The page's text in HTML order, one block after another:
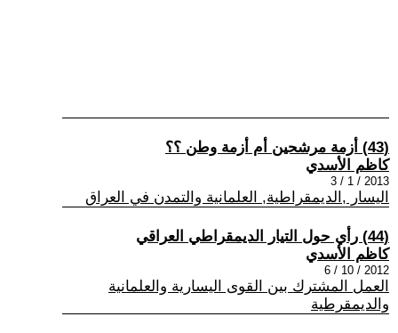
(43) أزمة مرشحين أم أزمة وطن ؟؟
كاظم الأسدي
2013 / 1 / 3
اليسار ,الديمقراطية, العلمانية والتمدن في العراق
(44) رأي حول التيار الديمقراطي العراقي
كاظم الأسدي
2012 / 10 / 6
العمل المشترك بين القوى اليسارية والعلمانية
والديمقرطية